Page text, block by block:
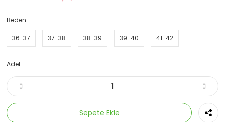
Beden
36-37 37-38 38-39 39-40 41-42
Adet
Sepete Ekle